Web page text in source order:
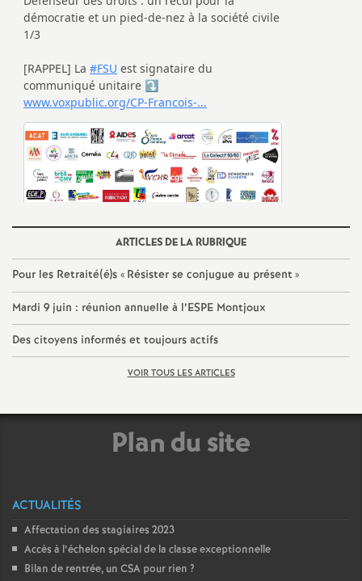
d
d
e
g
r
é
O
r
l
a
ARTICLES DE LA RUBRIQUE
Pour les Retraité(é)s « Résister se conjugue au présent»
Mardi 9 juin : réunion annuelle à l’ESPE Montjoux
Des citoyens informés et toujours actifs
VOIR TOUS LES ARTICLES
Plan du site
ACTUALITÉS
Affectation des stagiaires 2023
Accès à l’échelon spécial de la classe exceptionnelle
Bilan de rentrée, un CSA pour rien ?